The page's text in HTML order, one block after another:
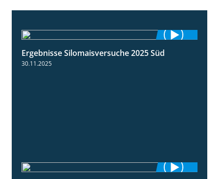
Ergebnisse Silomaisversuche 2025 Süd
30.11.2025